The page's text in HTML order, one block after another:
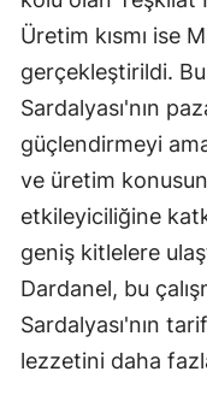
Üretim kısmı ise
gerçekleştirildi.
Sardalyası'nın
güçlendirmeyi
ve üretim
etkileyiciliğine
geniş kitlelere
Dardanel, bu
Sardalyası'nın
lezzetini daha